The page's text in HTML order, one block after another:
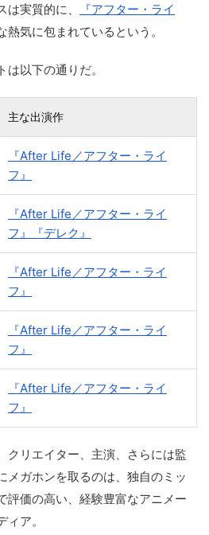
実質的に、
『アフター・ライ
気に包まれているという。
以下の通りだ。
主な出演作
『After Life／アフター・ライ
フ』
『After Life／アフター・ライ
フ』
『デレク』
『After Life／アフター・ライ
フ』
『After Life／アフター・ライ
フ』
『After Life／アフター・ライ
フ』
クリエイター、主演、さらには監
メガホンを取るのは、独自のミッ
評価の高い、経験豊富なアニメー
ア。